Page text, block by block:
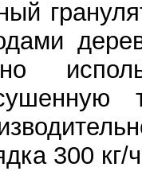
300 кг/